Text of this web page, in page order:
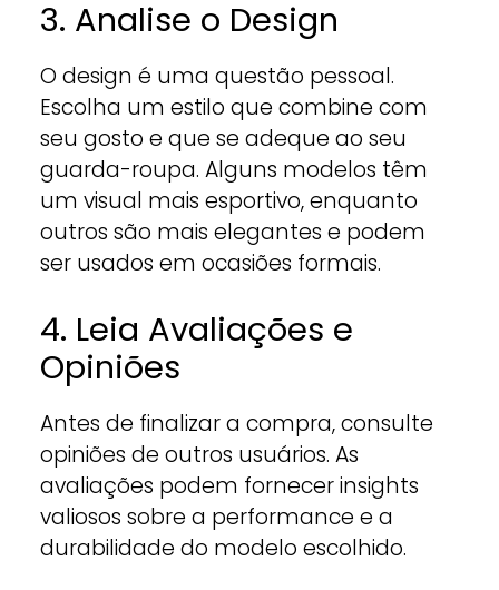
3. Analise o Design
O design é uma questão pessoal.
Escolha um estilo que combine com
seu gosto e que se adeque ao seu
guarda-roupa. Alguns modelos têm
um visual mais esportivo, enquanto
outros são mais elegantes e podem
ser usados em ocasiões formais.
4. Leia Avaliações e
Opiniões
Antes de finalizar a compra, consulte
opiniões de outros usuários. As
avaliações podem fornecer insights
valiosos sobre a performance e a
durabilidade do modelo escolhido.